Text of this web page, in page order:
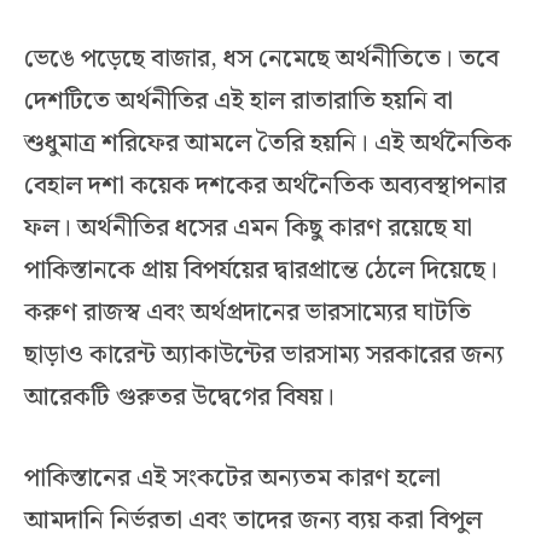
ভেঙে পড়েছে বাজার, ধস নেমেছে অর্থনীতিতে। তবে
দেশটিতে অর্থনীতির এই হাল রাতারাতি হয়নি বা
শুধুমাত্র শরিফের আমলে তৈরি হয়নি। এই অর্থনৈতিক
বেহাল দশা কয়েক দশকের অর্থনৈতিক অব্যবস্থাপনার
ফল। অর্থনীতির ধসের এমন কিছু কারণ রয়েছে যা
পাকিস্তানকে প্রায় বিপর্যয়ের দ্বারপ্রান্তে ঠেলে দিয়েছে।
করুণ রাজস্ব এবং অর্থপ্রদানের ভারসাম্যের ঘাটতি
ছাড়াও কারেন্ট অ্যাকাউন্টের ভারসাম্য সরকারের জন্য
আরেকটি গুরুতর উদ্বেগের বিষয়।
পাকিস্তানের এই সংকটের অন্যতম কারণ হলো
আমদানি নির্ভরতা এবং তাদের জন্য ব্যয় করা বিপুল